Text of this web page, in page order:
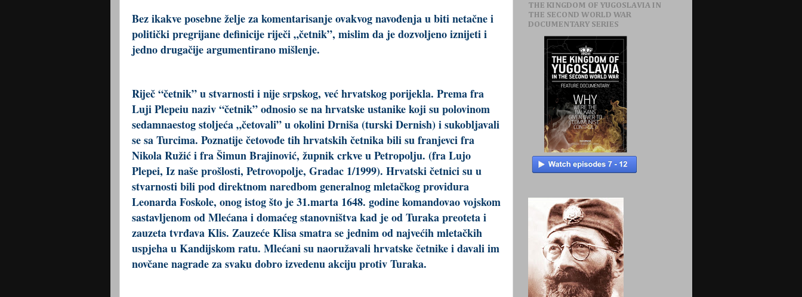
Bez ikakve posebne želje za komentarisanje ovakvog navođenja u biti netačne i
politički pregrijane definicije riječi „četnik”, mislim da je dozvoljeno iznijeti i
jedno drugačije argumentirano mišlenje.
Riječ “četnik” u stvarnosti i nije srpskog, već hrvatskog porijekla. Prema fra
Luji Plepeiu naziv “četnik” odnosio se na hrvatske ustanike koji su polovinom
sedamnaestog stoljeća „četovali” u okolini Drniša (turski Dernish) i sukobljavali
se sa Turcima. Poznatije četovođe tih hrvatskih četnika bili su franjevci fra
Nikola Ružić i fra Šimun Brajinović, župnik crkve u Petropolju. (fra Lujo
Plepei, Iz naše prošlosti, Petrovopolje, Gradac 1/1999). Hrvatski četnici su u
stvarnosti bili pod direktnom naredbom generalnog mletačkog providura
Leonarda Foskole, onog istog što je 31.marta 1648. godine komandovao vojskom
sastavljenom od Mlećana i domaćeg stanovništva kad je od Turaka preoteta i
zauzeta tvrđava Klis. Zauzeće Klisa smatra se jednim od najvećih mletačkih
uspjeha u Kandijskom ratu. Mlećani su naoružavali hrvatske četnike i davali im
novčane nagrade za svaku dobro izvedenu akciju protiv Turaka.
THE KINGDOM OF YUGOSLAVIA IN
THE SECOND WORLD WAR
DOCUMENTARY SERIES